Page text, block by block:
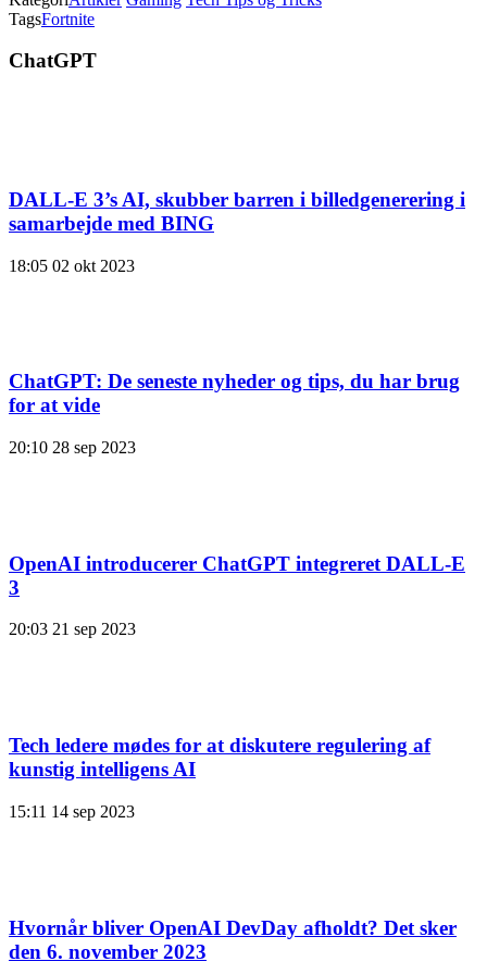
TagsFortnite
ChatGPT
DALL-E 3’s AI, skubber barren i billedgenerering i
samarbejde med BING
18:05 02 okt 2023
ChatGPT: De seneste nyheder og tips, du har brug
for at vide
20:10 28 sep 2023
OpenAI introducerer ChatGPT integreret DALL-E
3
20:03 21 sep 2023
Tech ledere mødes for at diskutere regulering af
kunstig intelligens AI
15:11 14 sep 2023
Hvornår bliver OpenAI DevDay afholdt? Det sker
den 6. november 2023